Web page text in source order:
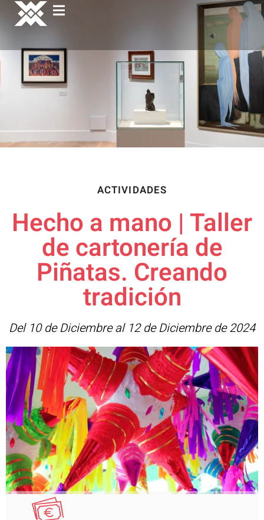
ACTIVIDADES
Hecho a mano | Taller
de cartonería de
Piñatas. Creando
tradición
Del 10 de Diciembre al 12 de Diciembre de 2024